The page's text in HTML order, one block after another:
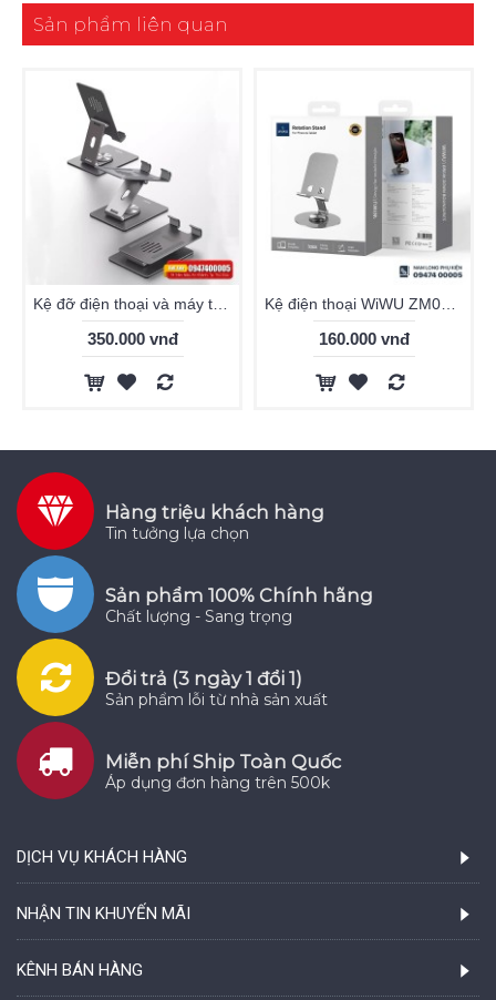
Sản phẩm liên quan
350.000 vnđ 160.000 vnđ
Hàng triệu khách hàng
Tin tưởng lựa chọn
Sản phẩm 100% Chính hãng
Chất lượng - Sang trọng
Đổi trả (3 ngày 1 đổi 1)
Sản phẩm lỗi từ nhà sản xuất
Miễn phí Ship Toàn Quốc
Áp dụng đơn hàng trên 500k
DỊCH VỤ KHÁCH HÀNG
NHẬN TIN KHUYẾN MÃI
KÊNH BÁN HÀNG